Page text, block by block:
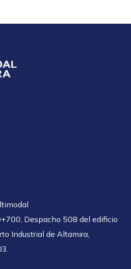
Despacho 508 del edificio
Industrial de Altamira,